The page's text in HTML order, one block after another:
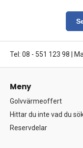
Tel: 08 - 551 123 98 |
Meny
Golvvärmeoffert
Hittar du inte vad du
Reservdelar